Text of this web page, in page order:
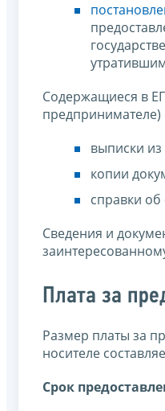
Содержащиеся в
предпринимателе)
выписки
копии
справки
Сведения и
Плата за
Размер платы за
носителе
Срок